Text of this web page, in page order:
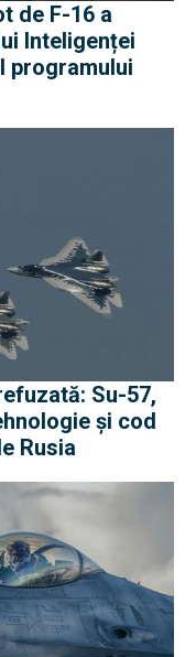
de F-16 a
Inteligenței
programului
Su-57,
și cod
Rusia